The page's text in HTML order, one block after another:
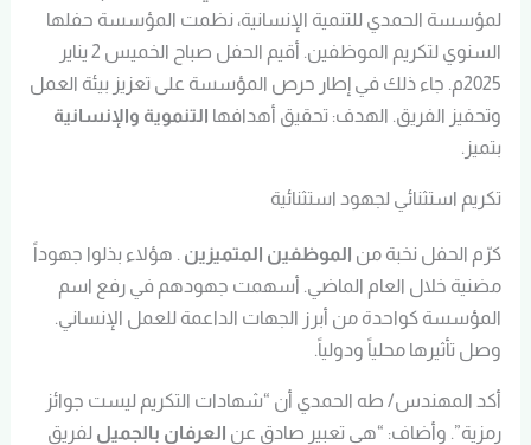
لمؤسسة الحمدي للتنمية الإنسانية، نظمت المؤسسة حفلها
السنوي لتكريم الموظفين. أقيم الحفل صباح الخميس 2 يناير
2025م. جاء ذلك في إطار حرص المؤسسة على تعزيز بيئة العمل
وتحفيز الفريق. الهدف: تحقيق أهدافها التنموية والإنسانية
بتميز.
تكريم استثنائي لجهود استثنائية
كرّم الحفل نخبة من الموظفين المتميزين . هؤلاء بذلوا جهوداً
مضنية خلال العام الماضي. أسهمت جهودهم في رفع اسم
المؤسسة كواحدة من أبرز الجهات الداعمة للعمل الإنساني.
وصل تأثيرها محلياً ودولياً.
أكد المهندس/ طه الحمدي أن “شهادات التكريم ليست جوائز
رمزية”. وأضاف: “هي تعبير صادق عن العرفان بالجميل لفريق